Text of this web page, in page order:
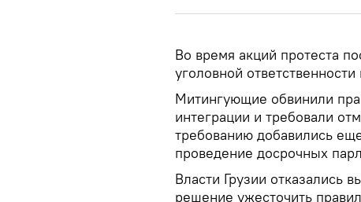
Во время акций протеста
уголовной
Митингующие обвинили
интеграции и требовали
требованию добавились
проведение досрочных
Власти Грузии отказались
решение ужесточить